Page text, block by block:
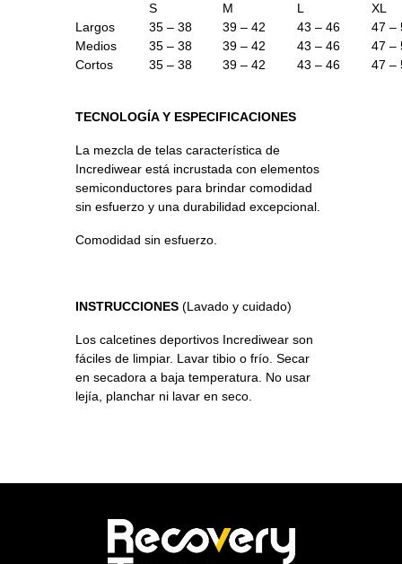
S M L
XL
Largos
35 – 38 39 – 42 43 – 46
47 –
Medios
35 – 38 39 – 42 43 – 46
47 –
Cortos
35 – 38 39 – 42 43 – 46 47 –
TECNOLOGÍA Y ESPECIFICACIONES
La mezcla de telas característica de
Incrediwear está incrustada con elementos
semiconductores para brindar comodidad
sin esfuerzo y una durabilidad excepcional.
Comodidad sin esfuerzo.
INSTRUCCIONES (Lavado y cuidado)
Los calcetines deportivos Incrediwear son
fáciles de limpiar. Lavar tibio o frío. Secar
en secadora a baja temperatura. No usar
lejía, planchar ni lavar en seco.